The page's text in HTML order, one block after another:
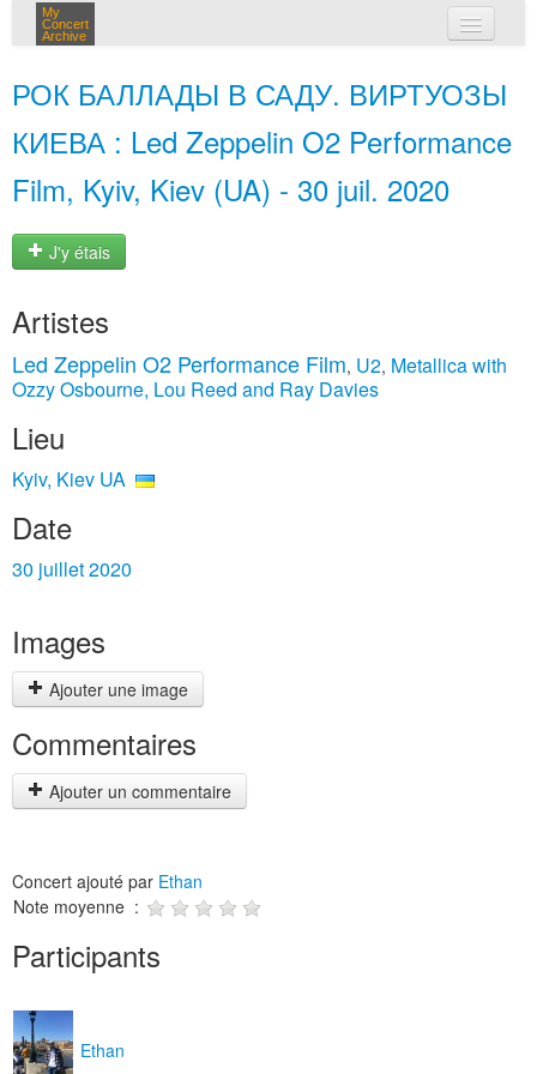
My
Concert
Archive
РОК БАЛЛАДЫ В САДУ. ВИРТУОЗЫ
КИЕВА : Led Zeppelin O2 Performance
Film, Kyiv, Kiev (UA) - 30 juil. 2020
J'y étais
Artistes
Led Zeppelin O2 Performance Film, U2, Metallica with
Ozzy Osbourne, Lou Reed and Ray Davies
Lieu
Kyiv, Kiev UA
Date
30 juillet 2020
Images
Ajouter une image
Commentaires
Ajouter un commentaire
Concert ajouté par Ethan
Note moyenne :
Participants
Ethan